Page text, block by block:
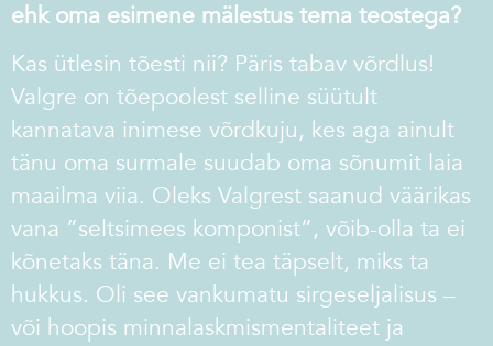
ehk oma esimene mälestus tema teostega?
Kas ütlesin tõesti nii? Päris tabav võrdlus!
Valgre on tõepoolest selline süütult
kannatava inimese võrdkuju, kes aga ainult
tänu oma surmale suudab oma sõnumit laia
maailma viia. Oleks Valgrest saanud väärikas
vana ”seltsimees komponist”, võib-olla ta ei
kõnetaks täna. Me ei tea täpselt, miks ta
hukkus. Oli see vankumatu sirgeseljalisus –
või hoopis minnalaskmismentaliteet ja